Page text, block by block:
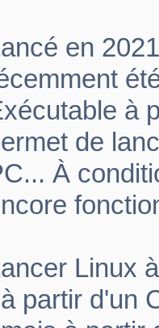
en
à
de
À
Linux
partir d'un